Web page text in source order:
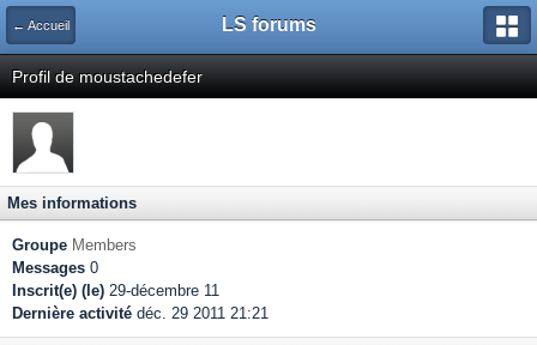
← Accueil LS forums
Profil de moustachedefer
Mes informations
Groupe Members
Messages 0
Inscrit(e) (le) 29-décembre 11
Dernière activité déc. 29 2011 21:21